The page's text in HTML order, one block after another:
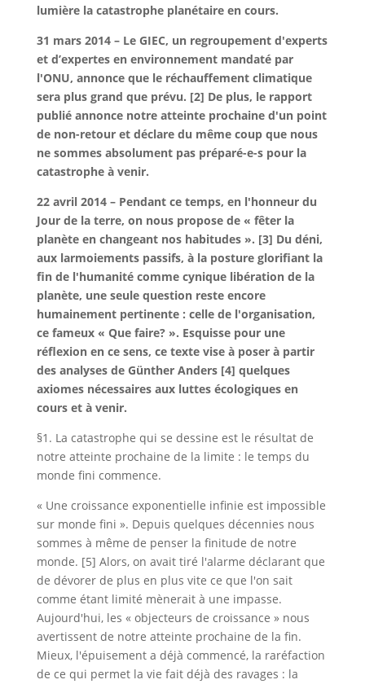
lumière la catastrophe planétaire en cours.
31 mars 2014 – Le GIEC, un regroupement d'experts
et d’expertes en environnement mandaté par
l'ONU, annonce que le réchauffement climatique
sera plus grand que prévu. [2] De plus, le rapport
publié annonce notre atteinte prochaine d'un point
de non-retour et déclare du même coup que nous
ne sommes absolument pas préparé-e-s pour la
catastrophe à venir.
22 avril 2014 – Pendant ce temps, en l'honneur du
Jour de la terre, on nous propose de « fêter la
planète en changeant nos habitudes ». [3] Du déni,
aux larmoiements passifs, à la posture glorifiant la
fin de l'humanité comme cynique libération de la
planète, une seule question reste encore
humainement pertinente : celle de l'organisation,
ce fameux « Que faire? ». Esquisse pour une
réflexion en ce sens, ce texte vise à poser à partir
des analyses de Günther Anders [4] quelques
axiomes nécessaires aux luttes écologiques en
cours et à venir.
§1. La catastrophe qui se dessine est le résultat de
notre atteinte prochaine de la limite : le temps du
monde fini commence.
« Une croissance exponentielle infinie est impossible
sur monde fini ». Depuis quelques décennies nous
sommes à même de penser la finitude de notre
monde. [5] Alors, on avait tiré l'alarme déclarant que
de dévorer de plus en plus vite ce que l'on sait
comme étant limité mènerait à une impasse.
Aujourd'hui, les « objecteurs de croissance » nous
avertissent de notre atteinte prochaine de la fin.
Mieux, l'épuisement a déjà commencé, la raréfaction
de ce qui permet la vie fait déjà des ravages : la